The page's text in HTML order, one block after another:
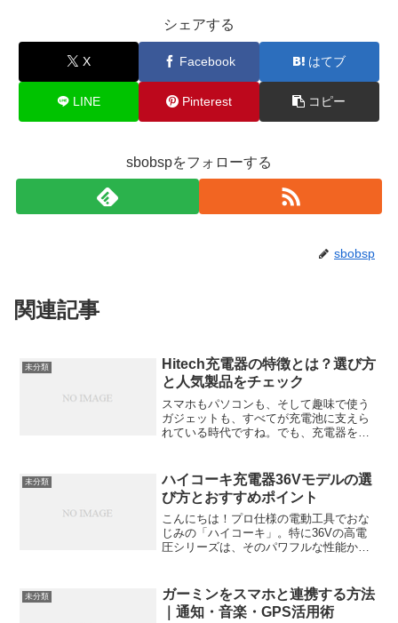
シェアする
X Facebook はてブ
LINE Pinterest コピー
sbobspをフォローする
sbobsp
関連記事
未分類
Hitech充電器の特徴とは？選び方
と人気製品をチェック
スマホもパソコンも、そして趣味で使う
ガジェットも、すべてが充電池に支えら
れている時代ですね。でも、充電器を何
バッテリーの寿命も、パフォーマンス
も、場合によっては安全性さ...
未分類
ハイコーキ充電器36Vモデルの選
び方とおすすめポイント
こんにちは！プロ仕様の電動工具でおな
じみの「ハイコーキ」。特に36Vの高電
圧シリーズは、そのパワフルな性能から
が必要なの？」「どのモデルを選べばい
いの？」と悩む方...
未分類
ガーミンをスマホと連携する方法
｜通知・音楽・GPS活用術